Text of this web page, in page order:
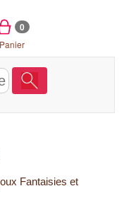
0
Panier
Fantaisies et